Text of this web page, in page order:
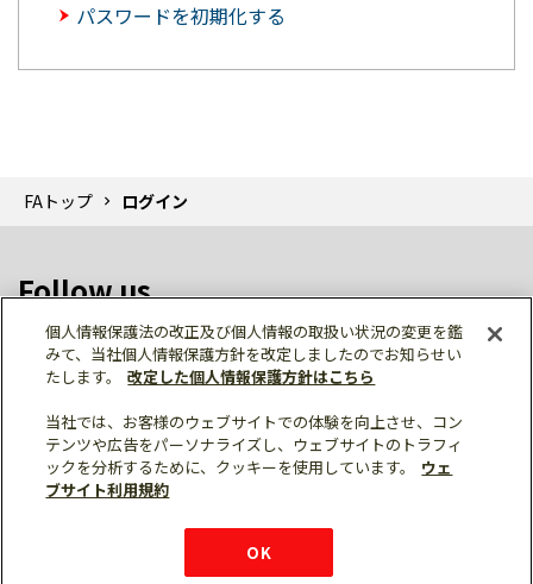
パスワードを初期化する
FAトップ ログイン
Follow us
個人情報保護 利用規約
ご利用にあたって
サイトマップ
三菱電機トップ
個人情報保護法の改正及び個人情報の取扱い状況の変更を鑑
みて、当社個人情報保護方針を改定しましたのでお知らせい
たします。
改定した個人情報保護方針はこちら
当社では、お客様のウェブサイトでの体験を向上させ、コン
テンツや広告をパーソナライズし、ウェブサイトのトラフィ
ックを分析するために、クッキーを使用しています。
ウェ
ブサイト利用規約
OK
チャットサービス